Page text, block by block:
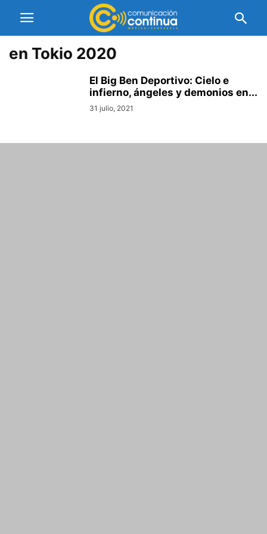
en Tokio 2020
El Big Ben Deportivo: Cielo e
infierno, ángeles y demonios en...
31 julio, 2021